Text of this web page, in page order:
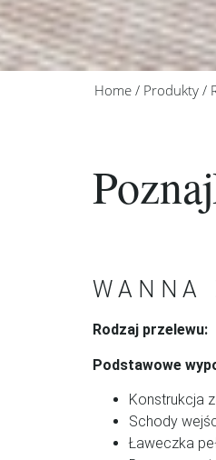
Home / Produkty /
Poznaj
WANNA
Rodzaj przelewu:
Podstawowe
Konstrukcja
Schody
Ławeczka